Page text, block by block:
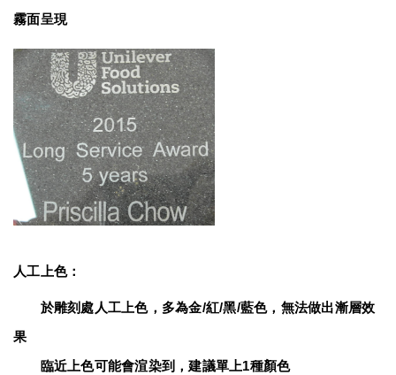
霧面呈現
人工上色：
於雕刻處人工上色，多為金/紅/黑/藍色，無法做出漸層效
果
臨近上色可能會渲染到，建議單上1種顏色